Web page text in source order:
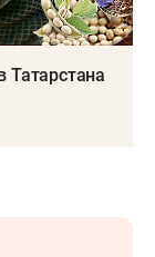
Татарстана